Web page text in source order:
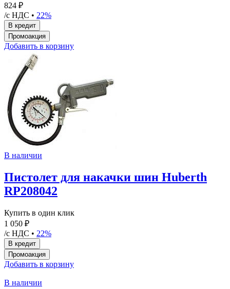
824 ₽
/с НДС • 22%
Добавить в корзину
В наличии
Пистолет для накачки шин Huberth
RP208042
Купить в один клик
1 050 ₽
/с НДС • 22%
Добавить в корзину
В наличии